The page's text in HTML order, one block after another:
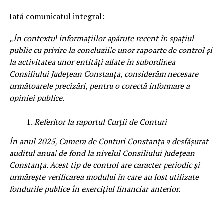
Iată comunicatul integral:
„În contextul informațiilor apărute recent în spațiul
public cu privire la concluziile unor rapoarte de control și
la activitatea unor entități aflate în subordinea
Consiliului Județean Constanța, considerăm necesare
următoarele precizări, pentru o corectă informare a
opiniei publice.
Referitor la raportul Curții de Conturi
În anul 2025, Camera de Conturi Constanța a desfășurat
auditul anual de fond la nivelul Consiliului Județean
Constanța. Acest tip de control are caracter periodic și
urmărește verificarea modului în care au fost utilizate
fondurile publice în exercițiul financiar anterior.